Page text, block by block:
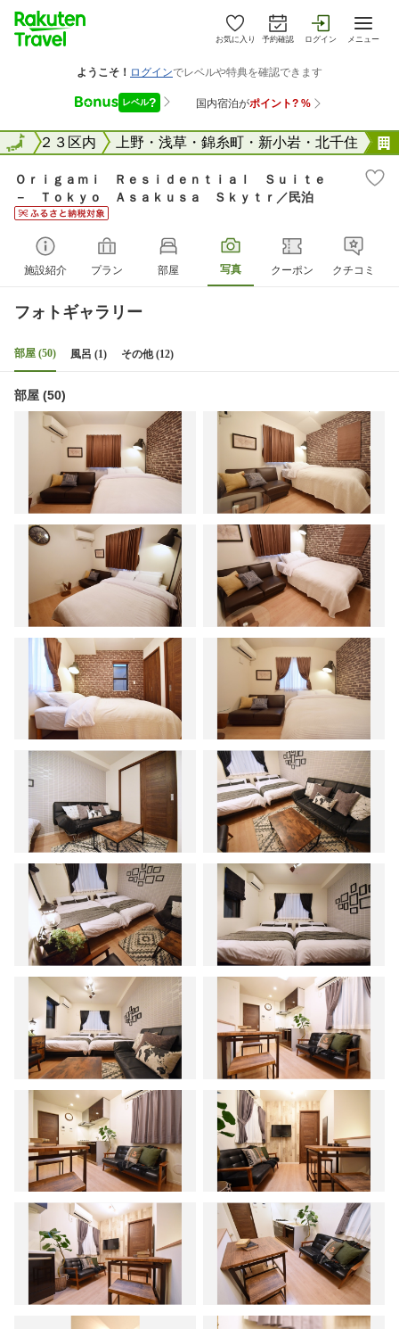
お気に入り 予約確認 ログイン メニュー
東京２３区内 上野・浅草・錦糸町・新小岩・北千住
全国
Ｏｒｉｇａｍｉ Ｒｅｓｉｄｅｎｔｉａｌ Ｓｕｉｔｅ
－ Ｔｏｋｙｏ Ａｓａｋｕｓａ Ｓｋｙｔｒ／民泊
施設紹介 プラン 部屋 写真 クーポン クチコミ
フォトギャラリー
部屋 (50) 風呂 (1) その他 (12)
部屋 (50)